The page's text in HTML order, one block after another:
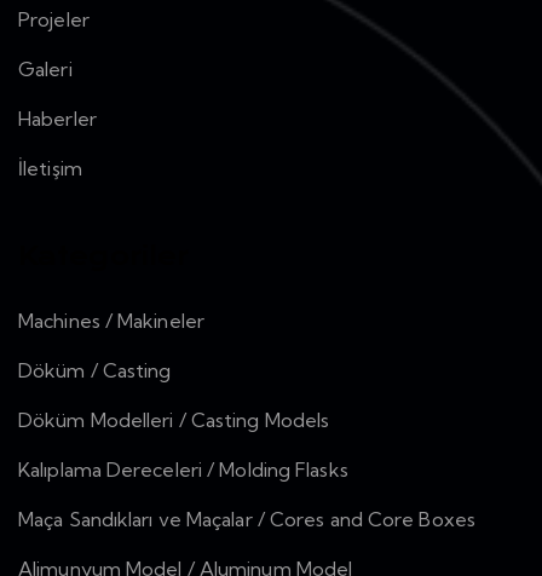
Projeler
Galeri
Haberler
İletişim
Machines / Makineler
Döküm / Casting
Döküm Modelleri / Casting Models
Kalıplama Dereceleri / Molding Flasks
Maça Sandıkları ve Maçalar / Cores and Core Boxes
Alimunyum Model / Aluminum Model